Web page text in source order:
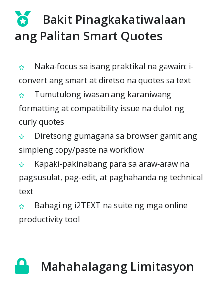
Bakit Pinagkakatiwalaan
ang Palitan Smart Quotes
Naka-focus sa isang praktikal na gawain: i-
convert ang smart at diretso na quotes sa text
Tumutulong iwasan ang karaniwang
formatting at compatibility issue na dulot ng
curly quotes
Diretsong gumagana sa browser gamit ang
simpleng copy/paste na workflow
Kapaki-pakinabang para sa araw‑araw na
pagsusulat, pag-edit, at paghahanda ng technical
text
Bahagi ng i2TEXT na suite ng mga online
productivity tool
Mahahalagang Limitasyon